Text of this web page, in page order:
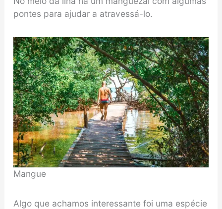
pontes para ajudar a atravessá-lo.
Mangue
Algo que achamos interessante foi uma espécie